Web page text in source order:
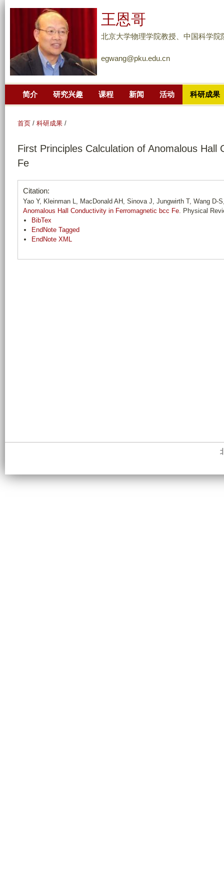
到
主
要
分
王恩哥
北京大学物理学院教授、中国科学
egwang@pku.edu.cn
简介 研究兴趣 课程 新闻 活动 科研成果
首页 / 科研成果 /
First Principles Calculation of Anomalous Hall
Fe
Citation:
Yao Y, Kleinman L, MacDonald AH, Sinova J, Jungwirth T, Wang D-
Anomalous Hall Conductivity in Ferromagnetic bcc Fe. Physical
BibTex
EndNote Tagged
EndNote XML